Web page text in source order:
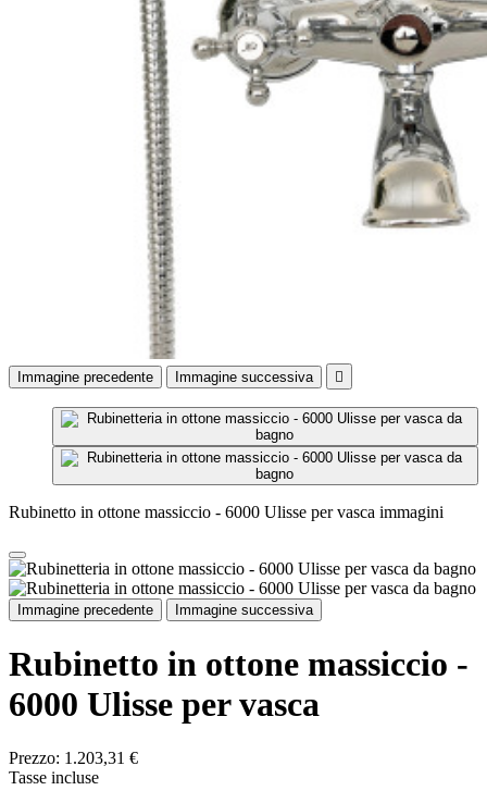
Immagine precedente Immagine successiva 
Rubinetto in ottone massiccio - 6000 Ulisse per vasca immagini
Immagine precedente Immagine successiva
Rubinetto in ottone massiccio -
6000 Ulisse per vasca
Prezzo: 1.203,31 €
Tasse incluse